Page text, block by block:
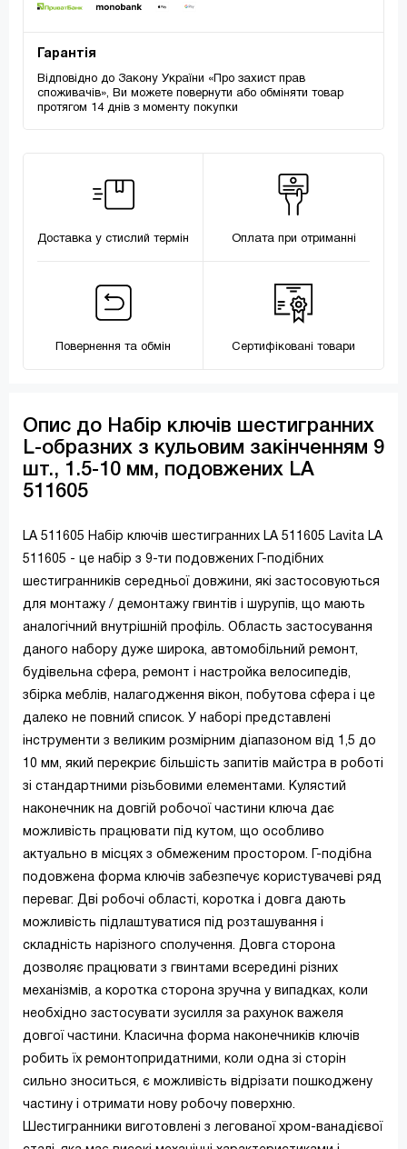
Гарантія
Відповідно до Закону України «Про захист прав
споживачів», Ви можете повернути або обміняти товар
протягом 14 днів з моменту покупки
Доставка у стислий термін Оплата при отриманні
Повернення та обмін Сертифіковані товари
Опис до Набір ключів шестигранних
L-образних з кульовим закінченням 9
шт., 1.5-10 мм, подовжених LA
511605
LA 511605 Набір ключів шестигранних LA 511605 Lavita LA
511605 - це набір з 9-ти подовжених Г-подібних
шестигранників середньої довжини, які застосовуються
для монтажу / демонтажу гвинтів і шурупів, що мають
аналогічний внутрішній профіль. Область застосування
даного набору дуже широка, автомобільний ремонт,
будівельна сфера, ремонт і настройка велосипедів,
збірка меблів, налагодження вікон, побутова сфера і це
далеко не повний список. У наборі представлені
інструменти з великим розмірним діапазоном від 1,5 до
10 мм, який перекриє більшість запитів майстра в роботі
зі стандартними різьбовими елементами. Кулястий
наконечник на довгій робочої частини ключа дає
можливість працювати під кутом, що особливо
актуально в місцях з обмеженим простором. Г-подібна
подовжена форма ключів забезпечує користувачеві ряд
переваг. Дві робочі області, коротка і довга дають
можливість підлаштуватися під розташування і
складність нарізного сполучення. Довга сторона
дозволяє працювати з гвинтами всередині різних
механізмів, а коротка сторона зручна у випадках, коли
необхідно застосувати зусилля за рахунок важеля
довгої частини. Класична форма наконечників ключів
робить їх ремонтопридатними, коли одна зі сторін
сильно зноситься, є можливість відрізати пошкоджену
частину і отримати нову робочу поверхню.
Шестигранники виготовлені з легованої хром-ванадієвої